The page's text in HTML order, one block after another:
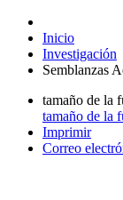
Inicio
Investigación
Semblanzas
tamaño de la
tamaño de la
Imprimir
Correo